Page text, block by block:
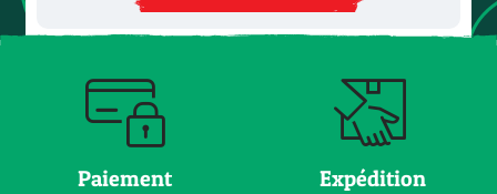
Paiement
Expédition